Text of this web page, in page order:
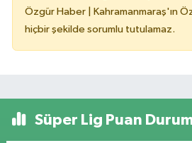
Özgür Haber | Kahramanmaraş'ın
hiçbir şekilde sorumlu tutulamaz.
Süper Lig Puan